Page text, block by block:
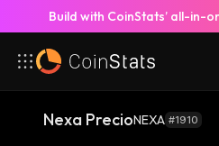
Build with CoinStats’ all-in-
Nexa PrecioNEXA #1910